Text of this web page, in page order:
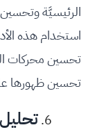
الرئيسيَّة
استخدام هذه
تحسين ظهورها